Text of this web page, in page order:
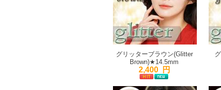
グリッターブラウン(Glitter
Brown)★14.5mm
2,400 円